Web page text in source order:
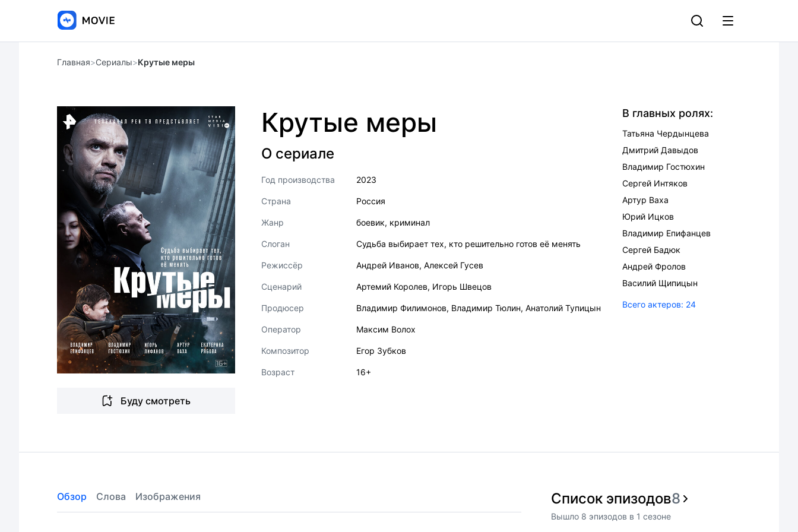
Главная>Сериалы>Крутые меры
Буду смотреть
Крутые меры
О сериале
Год производства 2023
Страна Россия
Жанр боевик, криминал
Слоган Судьба выбирает тех, кто решительно готов её менять
Режиссёр Андрей Иванов, Алексей Гусев
Сценарий Артемий Королев, Игорь Швецов
Продюсер Владимир Филимонов, Владимир Тюлин, Анатолий Тупицын
Оператор Максим Волох
Композитор Егор Зубков
Возраст 16+
В главных ролях:
Татьяна Чердынцева
Дмитрий Давыдов
Владимир Гостюхин
Сергей Интяков
Артур Ваха
Юрий Ицков
Владимир Епифанцев
Сергей Бадюк
Андрей Фролов
Василий Щипицын
Всего актеров: 24
Обзор Слова Изображения Список эпизодов8
Вышло 8 эпизодов в 1 сезоне